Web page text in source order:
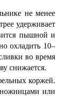
не менее
удерживает
пышной и
охладить 10–
во время
снижается.
коржей.
или